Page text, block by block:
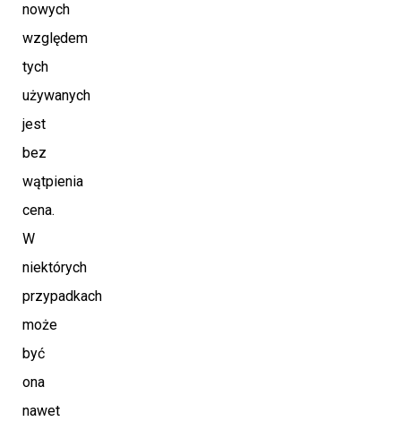
nowych
względem
tych
używanych
jest
bez
wątpienia
cena.
W
niektórych
przypadkach
może
być
ona
nawet